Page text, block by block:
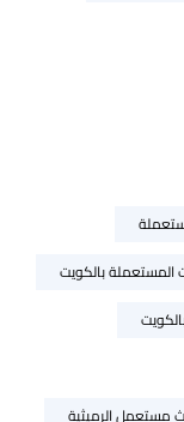
بالكويت
مستعمل الرميثية